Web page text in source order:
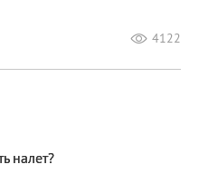
4122
налет?